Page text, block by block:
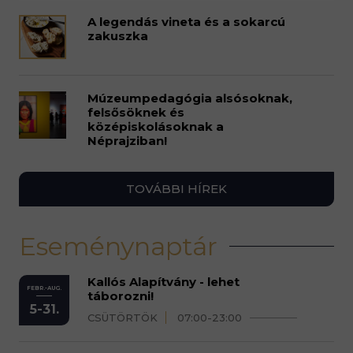
A legendás vineta és a sokarcú
zakuszka
Múzeumpedagógia alsósoknak,
felsősöknek és
középiskolásoknak a
Néprajziban!
TOVÁBBI HÍREK
Eseménynaptár
FEBR.-AUG.
5-31.
Kallós Alapítvány - lehet
táborozni!
CSÜTÖRTÖK 07:00-23:00